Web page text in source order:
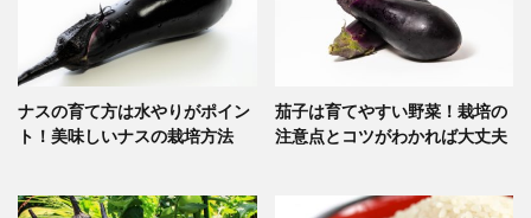
ナスの育て方は水やりがポイン
ト！美味しいナスの栽培方法
茄子は育てやすい野菜！栽培の
注意点とコツがわかれば大丈夫